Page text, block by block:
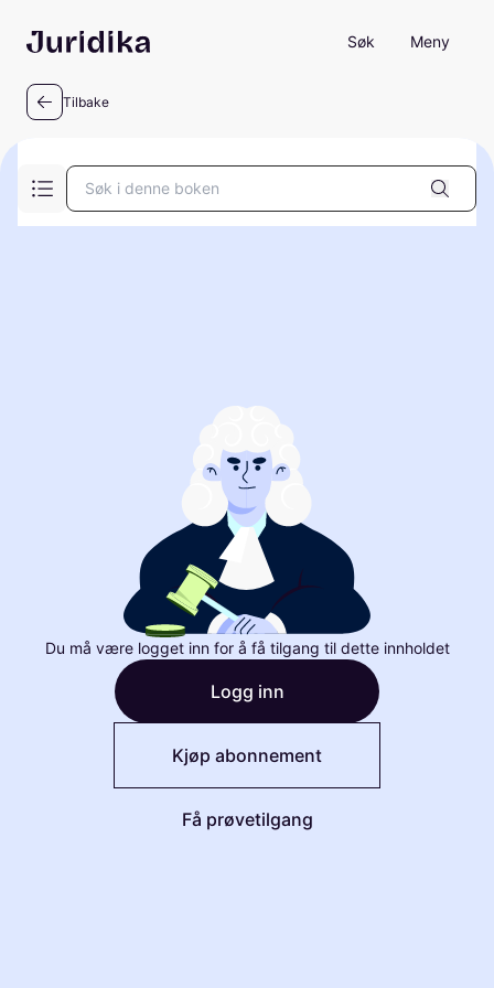
Søk Meny
Tilbake
Søk i denne boken
Du må være logget inn for å få tilgang til dette innholdet
Logg inn
Kjøp abonnement
Få prøvetilgang